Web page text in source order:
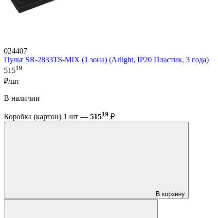
024407
Пульт SR-2833TS-MIX (1 зона) (Arlight, IP20 Пластик, 3 года)
51519
₽/шт
В наличии
Коробка (картон) 1 шт — 51519 ₽
В корзину